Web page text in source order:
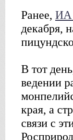
Ранее, ИА
декабря,
В тот
ведении
края, а
связи с